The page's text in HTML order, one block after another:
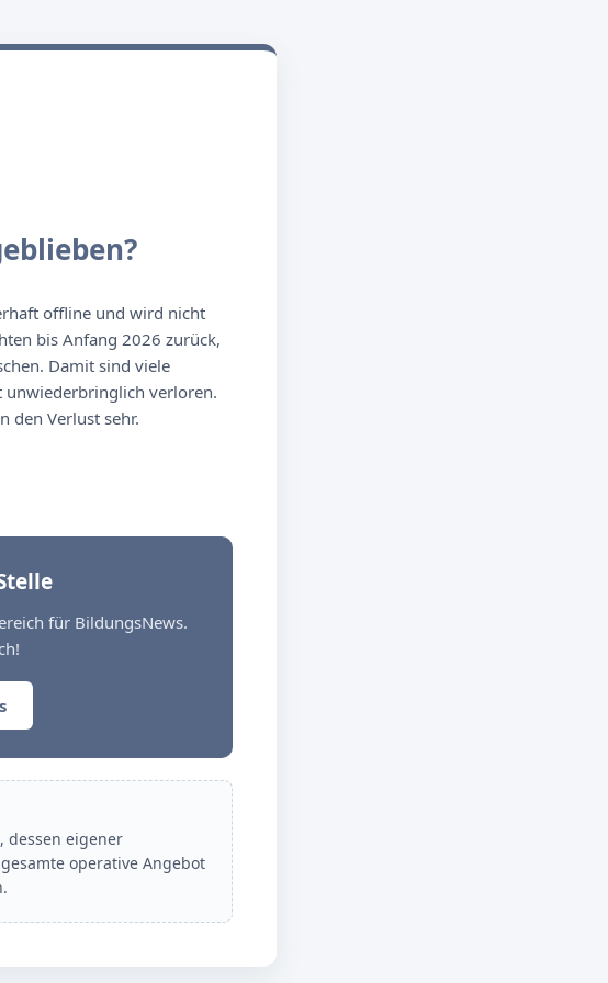
offline und wird nicht
bis Anfang 2026 zurück,
Damit sind viele
unwiederbringlich verloren.
den Verlust sehr.
für BildungsNews.
, dessen eigener
operative Angebot